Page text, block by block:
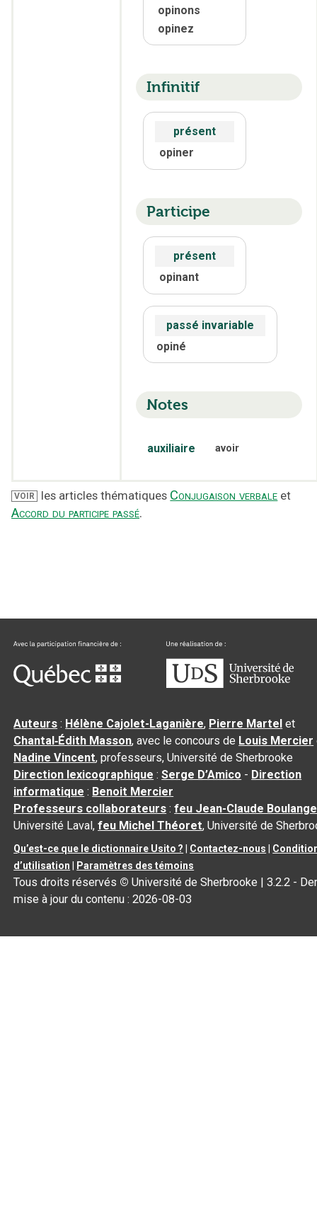
opinons
opinez
Infinitif
présent
opiner
Participe
présent
opinant
passé invariable
opiné
Notes
auxiliaire avoir
VOIR les articles thématiques Conjugaison verbale et
Accord du participe passé.
Auteurs : Hélène Cajolet-Laganière, Pierre Martel et
Chantal‑Édith Masson, avec le concours de Louis Mercier
Nadine Vincent, professeurs, Université de Sherbrooke
Direction lexicographique :Serge D’Amico - Direction
informatique : Benoit Mercier
Professeurs collaborateurs :feu Jean-Claude
Université Laval,feu Michel Théoret, Université de
Qu’est-ce que le dictionnaire Usito ? Contactez-nous
d’utilisation
Paramètres des témoins
Tous droits réservés © Université de Sherbrooke |3.2.2 -
mise à jour du contenu :2026-08-03